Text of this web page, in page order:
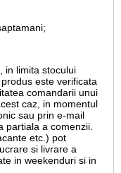
in limita stocului
este verificata
comandarii unui
caz, in momentul
sau prin e-mail
partiala a comenzii.
etc.) pot
si livrare a
in weekenduri si in